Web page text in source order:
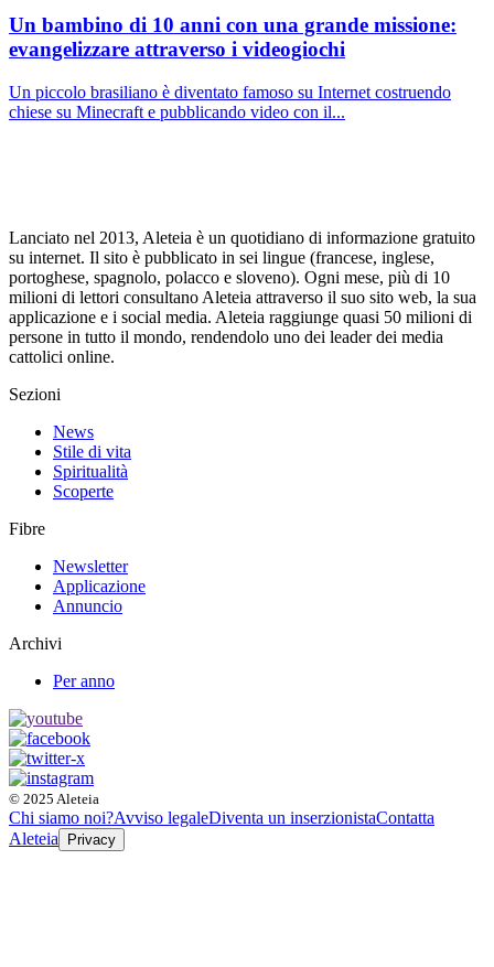
Un bambino di 10 anni con una grande missione:
evangelizzare attraverso i videogiochi
Un piccolo brasiliano è diventato famoso su Internet costruendo
chiese su Minecraft e pubblicando video con il...
Lanciato nel 2013, Aleteia è un quotidiano di informazione gratuito
su internet. Il sito è pubblicato in sei lingue (francese, inglese,
portoghese, spagnolo, polacco e sloveno). Ogni mese, più di 10
milioni di lettori consultano Aleteia attraverso il suo sito web, la sua
applicazione e i social media. Aleteia raggiunge quasi 50 milioni di
persone in tutto il mondo, rendendolo uno dei leader dei media
cattolici online.
Sezioni
News
Stile di vita
Spiritualità
Scoperte
Fibre
Newsletter
Applicazione
Annuncio
Archivi
Per anno
© 2025 Aleteia
Chi siamo noi?Avviso legaleDiventa un inserzionistaContatta
Aleteia
Privacy